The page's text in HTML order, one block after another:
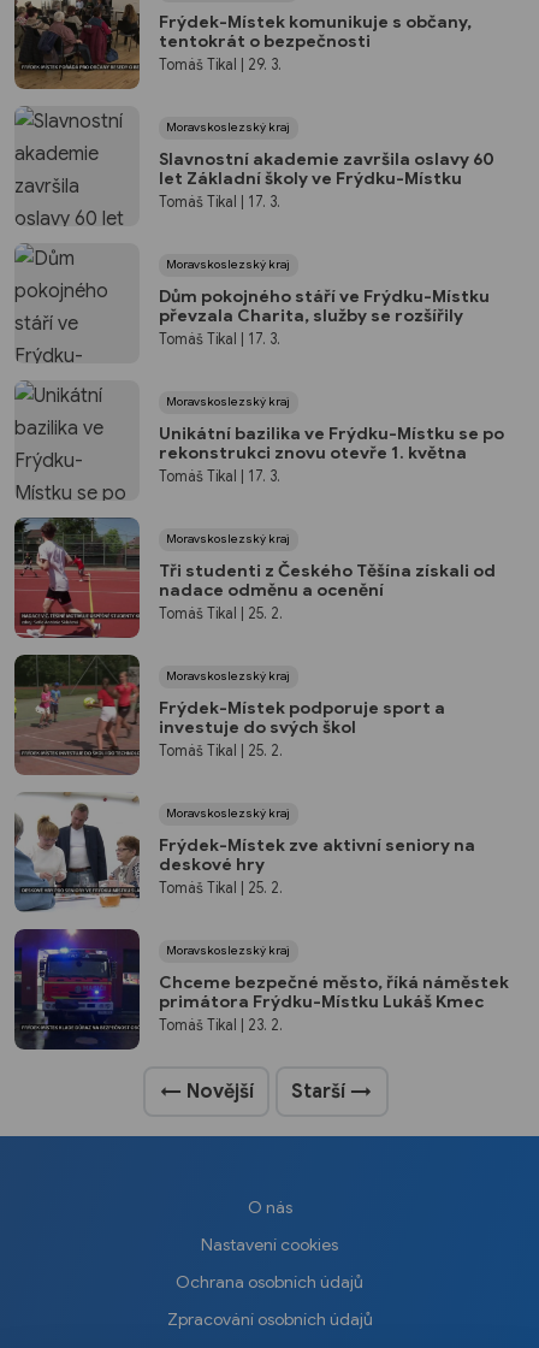
Frýdek-Místek komunikuje s občany,
tentokrát o bezpečnosti
Tomáš Tikal | 29. 3.
Moravskoslezský kraj
Slavnostní akademie završila oslavy 60
let Základní školy ve Frýdku-Místku
Tomáš Tikal | 17. 3.
Moravskoslezský kraj
Dům pokojného stáří ve Frýdku-Místku
převzala Charita, služby se rozšířily
Tomáš Tikal | 17. 3.
Moravskoslezský kraj
Unikátní bazilika ve Frýdku-Místku se po
rekonstrukci znovu otevře 1. května
Tomáš Tikal | 17. 3.
Moravskoslezský kraj
Tři studenti z Českého Těšína získali od
nadace odměnu a ocenění
Tomáš Tikal | 25. 2.
Moravskoslezský kraj
Frýdek-Místek podporuje sport a
investuje do svých škol
Tomáš Tikal | 25. 2.
Moravskoslezský kraj
Frýdek-Místek zve aktivní seniory na
deskové hry
Tomáš Tikal | 25. 2.
Moravskoslezský kraj
Chceme bezpečné město, říká náměstek
primátora Frýdku-Místku Lukáš Kmec
Tomáš Tikal | 23. 2.
← Novější Starší →
O nás
Nastavení cookies
Ochrana osobních údajů
Zpracování osobních údajů